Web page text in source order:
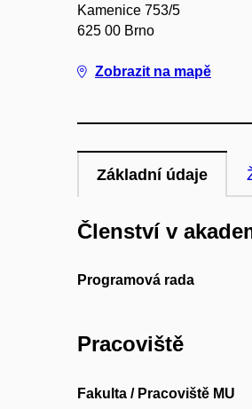
Kamenice 753/5
625 00 Brno
Zobrazit na mapě
Základní údaje
Členství v
Programová rada
Pracoviště
Fakulta / Pracoviště MU